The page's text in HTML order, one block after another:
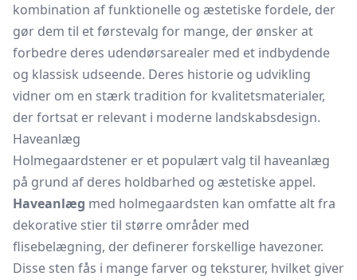
kombination af funktionelle og æstetiske fordele, der
gør dem til et førstevalg for mange, der ønsker at
forbedre deres udendørsarealer med et indbydende
og klassisk udseende. Deres historie og udvikling
vidner om en stærk tradition for kvalitetsmaterialer,
der fortsat er relevant i moderne landskabsdesign.
Haveanlæg
Holmegaardstener er et populært valg til haveanlæg
på grund af deres holdbarhed og æstetiske appel.
Haveanlæg med holmegaardsten kan omfatte alt fra
dekorative stier til større områder med
flisebelægning, der definerer forskellige havezoner.
Disse sten fås i mange farver og teksturer, hvilket giver